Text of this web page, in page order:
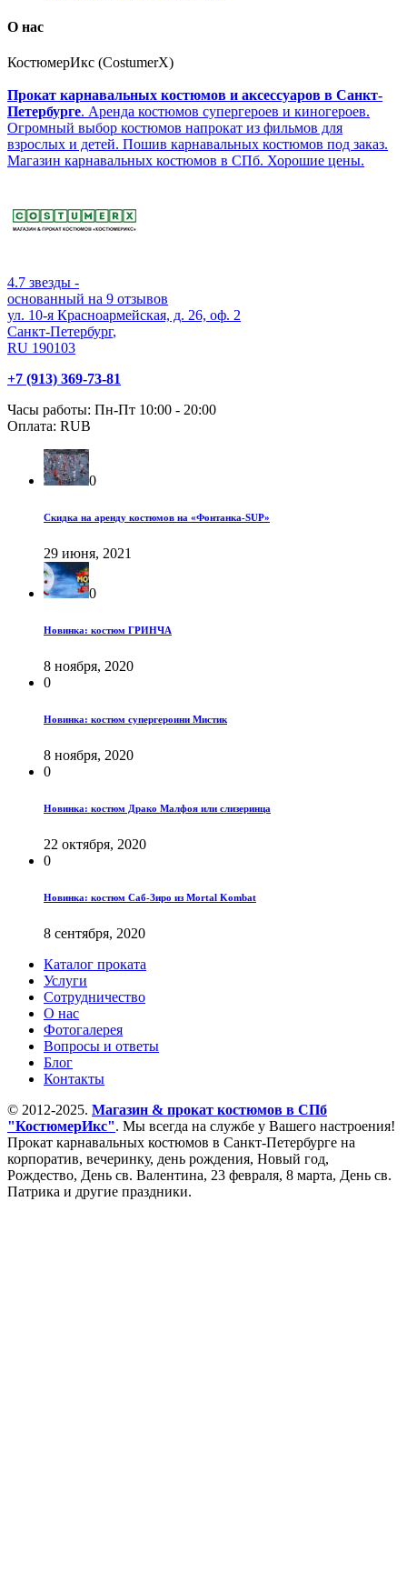
О нас
КостюмерИкс (CostumerX)
Прокат карнавальных костюмов и аксессуаров в Санкт-
Петербурге. Аренда костюмов супергероев и киногероев.
Огромный выбор костюмов напрокат из фильмов для
взрослых и детей. Пошив карнавальных костюмов под заказ.
Магазин карнавальных костюмов в СПб. Хорошие цены.
4.7 звезды -
основанный на 9 отзывов
ул. 10-я Красноармейская, д. 26, оф. 2
Санкт-Петербург,
RU 190103
+7 (913) 369-73-81
Часы работы: Пн-Пт 10:00 - 20:00
Оплата: RUB
0
Скидка на аренду костюмов на «Фонтанка-SUP»
29 июня, 2021
0
Новинка: костюм ГРИНЧА
8 ноября, 2020
0
Новинка: костюм супергероини Мистик
8 ноября, 2020
0
Новинка: костюм Драко Малфоя или слизеринца
22 октября, 2020
0
Новинка: костюм Саб-Зиро из Mortal Kombat
8 сентября, 2020
Каталог проката
Услуги
Сотрудничество
О нас
Фотогалерея
Вопросы и ответы
Блог
Контакты
© 2012-2025. Магазин & прокат костюмов в СПб
"КостюмерИкс". Мы всегда на службе у Вашего настроения!
Прокат карнавальных костюмов в Санкт-Петербурге на
корпоратив, вечеринку, день рождения, Новый год,
Рождество, День св. Валентина, 23 февраля, 8 марта, День св.
Патрика и другие праздники.